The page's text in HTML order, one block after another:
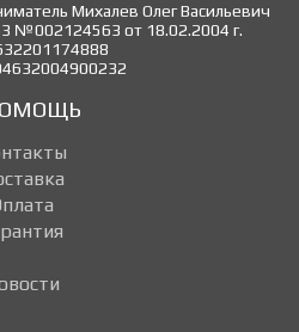
Михалев Олег Васильевич
№002124563 от 18.02.2004 г.